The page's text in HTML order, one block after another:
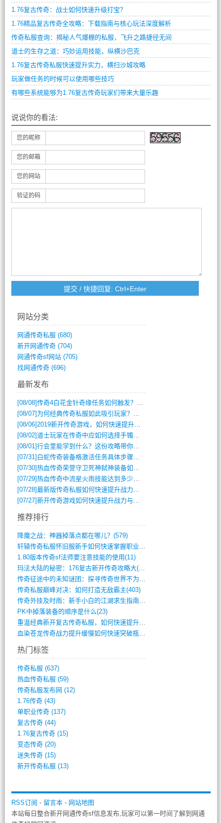
1.76复古传奇：战士如何快速升级打宝？
1.76精品复古传奇全攻略：下载指南与核心玩法深度解析
传奇私服查询：揭秘人气爆棚的私服，飞升之路捷径无间
道士的生存之道：巧妙运用技能，纵横沙巴克
1.76复古传奇私服快速提升实力，横扫沙城攻略
玩家做任务的时候可以使用哪些技巧
有哪些系统能够为1.76复古传奇玩家们带来大量乐趣
说说你的看法:
您的昵称
您的邮箱
您的网站
验证的码
网站分类
网通传奇私服 (680)
新开网通传奇(704)
网通传奇sf网站(705)
找网通传奇(696)
最新发布
[08/08]传奇4白花金针奇缘任务如何触发？完整攻略解析
[08/07] 为何经典传奇私服如此吸引玩家？深度攻略解析
[08/06]2019新开传奇游戏，如何快速提升角色等级？
[08/02]道士玩家在传奇中应如何选择手镯装备？
[08/01]行会里能学到什么？这份攻略带你全掌握
[07/31] 白蛇传奇装备格激活任务具体步骤是什么？如何完成？
[07/30]热血传奇荣誉守卫死神弑神装备如何获取与佩戴攻略？
[07/29]热血传奇中流星火雨技能达到多少级可以开始练装备？
[07/28]最新版传奇私服如何快速提升战力与获取稀有装备？
[07/27]新开传奇游戏如何快速提升战力与获取稀有装备？
推荐排行
降魔之战：神器掉落点都在哪儿？(579)
轩辕传奇私服怀旧服新手如何快速掌握职业选(993)
1.80版本传奇sf法师要注意技能的使用(11)
玛法大陆的秘密：176复古新开传奇攻略大(486)
传奇征途中的未知谜团：探寻传奇世界不为人(595)
传奇私服巅峰对决：如何打造无敌霸主(403)
传奇外挂及时雨：新手小白的江湖求生指南(802)
PK中掉落装备的顺序是什么(23)
重温经典新开复古传奇私服，如何快速提升等(392)
血染苍龙传奇战力提升缓慢如何快速突破瓶颈(654)
热门标签
传奇私服 (637)
热血传奇私服 (59)
传奇私服发布网 (12)
1.76传奇(43)
单职业传奇(137)
复古传奇(44)
1.76复古传奇(15)
变态传奇(20)
迷失传奇(15)
新开传奇私服 (13)
RSS订阅 - 留言本- 网站地图
本站每日整合新开网通传奇sf信息发布,玩家可以第一时间了解到网通